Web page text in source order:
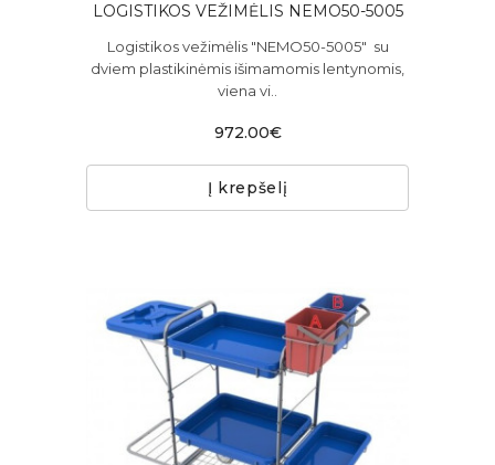
LOGISTIKOS VEŽIMĖLIS NEMO50-5005
Logistikos vežimėlis "NEMO50-5005" su
dviem plastikinėmis išimamomis lentynomis,
viena vi..
972.00€
Į krepšelį